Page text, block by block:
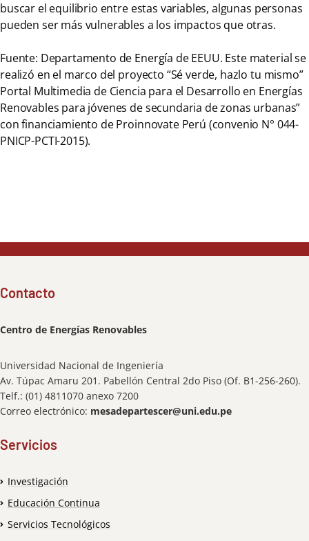
buscar el equilibrio entre estas variables, algunas personas
pueden ser más vulnerables a los impactos que otras.
Fuente: Departamento de Energía de EEUU. Este material se
realizó en el marco del proyecto “Sé verde, hazlo tu mismo”
Portal Multimedia de Ciencia para el Desarrollo en Energías
Renovables para jóvenes de secundaria de zonas urbanas”
con financiamiento de Proinnovate Perú (convenio N° 044-
PNICP-PCTI-2015).
Contacto
Centro de Energías Renovables
Universidad Nacional de Ingeniería
Av. Túpac Amaru 201. Pabellón Central 2do Piso (Of. B1-256-260).
Telf.: (01) 4811070 anexo 7200
Correo electrónico: mesadepartescer@uni.edu.pe
Servicios
Investigación
Educación Continua
Servicios Tecnológicos